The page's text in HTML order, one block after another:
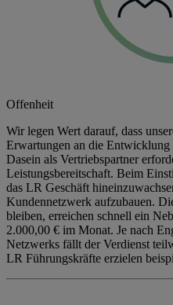
Offenheit
Wir legen Wert darauf, dass
Erwartungen an die Entwicklung
Dasein als Vertriebspartner
Leistungsbereitschaft. Beim
das LR Geschäft
Kundennetzwerk aufzubauen.
bleiben, erreichen schnell ein
2.000,00 € im Monat. Je nach
Netzwerks fällt der Verdienst
LR Führungskräfte erzielen